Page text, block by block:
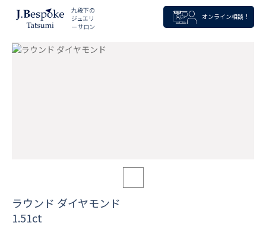
九段下の
ジュエリ
ーサロン
オンライン相談！
ラウンド ダイヤモンド
1.51ct